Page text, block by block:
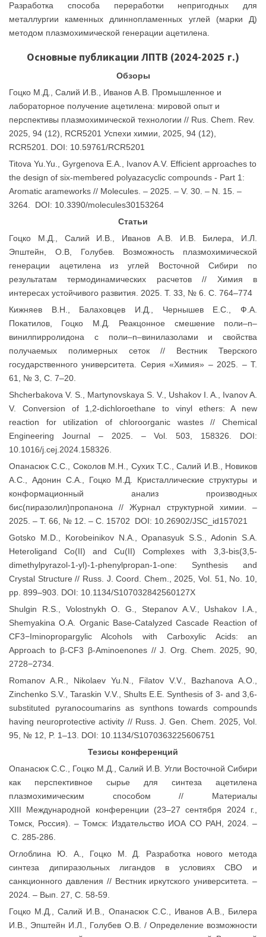
Разработка способа переработки непригодных для
металлургии каменных длиннопламенных углей (марки Д)
методом плазмохимической генерации ацетилена.
Основные публикации ЛПТВ (2024-2025 г.)
Обзоры
Гоцко М.Д., Салий И.В., Иванов А.В. Промышленное и
лабораторное получение ацетилена: мировой опыт и
перспективы плазмохимической технологии // Rus. Chem. Rev.
2025, 94 (12), RCR5201 Успехи химии, 2025, 94 (12),
RCR5201. DOI: 10.59761/RCR5201
Titova Yu.Yu., Gyrgenova E.A., Ivanov A.V. Efficient approaches to
the design of six-membered polyazacyclic compounds - Part 1:
Aromatic аrameworks // Molecules. – 2025. – V. 30. – N. 15. –
3264. DOI: 10.3390/molecules30153264
Статьи
Гоцко М.Д., Салий И.В., Иванов А.В. И.В. Билера, И.Л.
Эпштейн, О.В, Голубев. Возможность плазмохимической
генерации ацетилена из углей Восточной Сибири по
результатам термодинамических расчетов // Химия в
интересах устойчивого развития. 2025. Т. 33, № 6. С. 764–774
Кижняев В.Н., Балаховцев И.Д., Чернышев Е.С., Ф.А.
Покатилов, Гоцко М.Д. Реакцонное смешение поли–n–
винилпирролидона с поли–n–винилазолами и свойства
получаемых полимерных сеток // Вестник Тверского
государственного университета. Серия «Химия» – 2025. – Т.
61, № 3, С. 7–20.
Shcherbakova V. S., Martynovskaya S. V., Ushakov I. A., Ivanov A.
V. Conversion of 1,2-dichloroethane to vinyl ethers: A new
reaction for utilization of chloroorganic wastes // Chemical
Engineering Journal – 2025. – Vol. 503, 158326. DOI:
10.1016/j.cej.2024.158326.
Опанасюк С.С., Соколов М.Н., Сухих Т.С., Салий И.В., Новиков
А.С., Адонин С.А., Гоцко М.Д. Кристаллические структуры и
конформационный анализ производных
бис(пиразолил)пропанона // Журнал структурной химии. –
2025. – Т. 66, № 12. – С. 15702 DOI: 10.26902/JSC_id157021
Gotsko M.D., Korobeinikov N.A., Opanasyuk S.S., Adonin S.A.
Heteroligand Co(II) and Cu(II) Complexes with 3,3-bis(3,5-
dimethylpyrazol-1-yl)-1-phenylpropan-1-one: Synthesis and
Crystal Structure // Russ. J. Coord. Chem., 2025, Vol. 51, No. 10,
pp. 899–903. DOI: 10.1134/S107032842560127X
Shulgin R.S., Volostnykh O. G., Stepanov A.V., Ushakov I.A.,
Shemyakina O.A. Organic Base-Catalyzed Cascade Reaction of
CF3−Iminopropargylic Alcohols with Carboxylic Acids: an
Approach to β‑CF3 β‑Aminoenones // J. Org. Chem. 2025, 90,
2728−2734.
Romanov A.R., Nikolaev Yu.N., Filatov V.V., Bazhanova A.O.,
Zinchenko S.V., Taraskin V.V., Shults E.E. Synthesis of 3- and 3,6-
substituted pyranocoumarins as synthons towards compounds
having neuroprotective activity // Russ. J. Gen. Chem. 2025, Vol.
95, № 12, P. 1–13. DOI: 10.1134/S1070363225606751
Тезисы конференций
Опанасюк С.С., Гоцко М.Д., Салий И.В. Угли Восточной Сибири
как перспективное сырье для синтеза ацетилена
плазмохимическим способом // Материалы
XIII Международной конференции (23–27 сентября 2024 г.,
Томск, Россия). – Томск: Издательство ИОА СО РАН, 2024. –
С. 285-286.
Оглоблина Ю. А., Гоцко М. Д. Разработка нового метода
синтеза дипиразольных лигандов в условиях СВО и
санкционного давления // Вестник иркутского университета. –
2024. – Вып. 27, С. 58-59.
Гоцко М.Д., Салий И.В., Опанасюк С.С., Иванов А.В., Билера
И.В., Эпштейн И.Л., Голубев О.В. / Определение возможности